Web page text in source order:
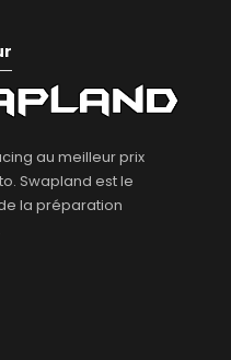
au meilleur prix
Swapland est le
la préparation